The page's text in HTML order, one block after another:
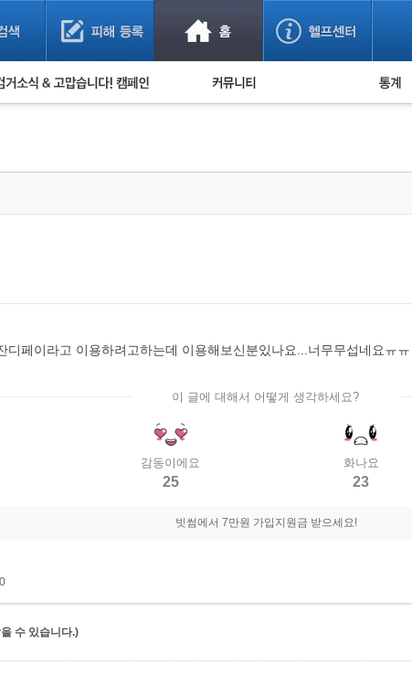
거 소식 사기 예방했어요! 누적
페이라고 이용하려고하는데 이용해보신분있나요...너무무섭네요ㅠㅠ
이 글에 대해서 어떻게 생각하세요?
감동이에요
25
화나요
23
빗썸에서 7만원 가입지원금 받으세요!
수 있습니다.)